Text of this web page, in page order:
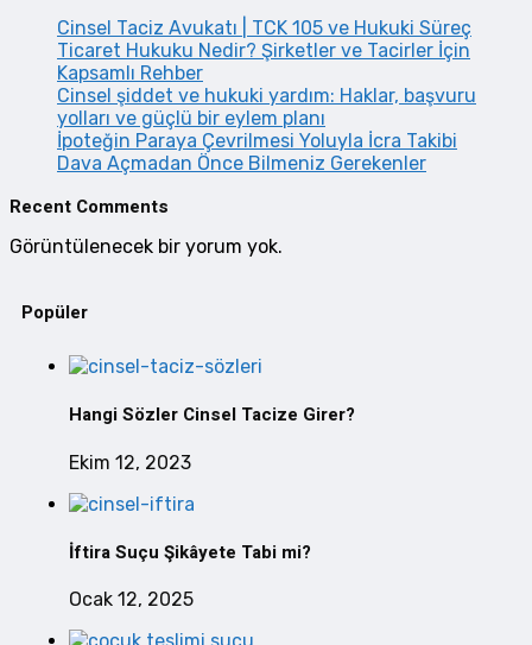
Cinsel Taciz Avukatı | TCK 105 ve Hukuki Süreç
Ticaret Hukuku Nedir? Şirketler ve Tacirler İçin
Kapsamlı Rehber
Cinsel şiddet ve hukuki yardım: Haklar, başvuru
yolları ve güçlü bir eylem planı
İpoteğin Paraya Çevrilmesi Yoluyla İcra Takibi
Dava Açmadan Önce Bilmeniz Gerekenler
Recent Comments
Görüntülenecek bir yorum yok.
Popüler
Hangi Sözler Cinsel Tacize Girer?
Ekim 12, 2023
İftira Suçu Şikâyete Tabi mi?
Ocak 12, 2025